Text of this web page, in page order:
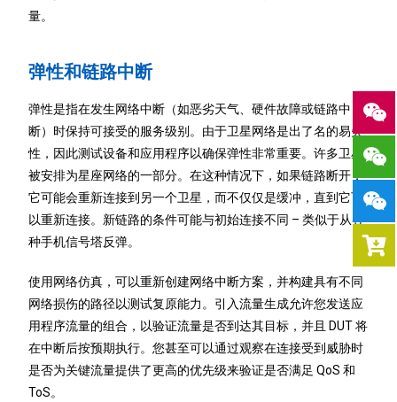
量。
弹性和链路中断
弹性是指在发生网络中断（如恶劣天气、硬件故障或链路中
断）时保持可接受的服务级别。由于卫星网络是出了名的易失
性，因此测试设备和应用程序以确保弹性非常重要。许多卫星
被安排为星座网络的一部分。在这种情况下，如果链路断开，
它可能会重新连接到另一个卫星，而不仅仅是缓冲，直到它可
以重新连接。新链路的条件可能与初始连接不同 – 类似于从各
种手机信号塔反弹。
使用网络仿真，可以重新创建网络中断方案，并构建具有不同
网络损伤的路径以测试复原能力。引入流量生成允许您发送应
用程序流量的组合，以验证流量是否到达其目标，并且 DUT 将
在中断后按预期执行。您甚至可以通过观察在连接受到威胁时
是否为关键流量提供了更高的优先级来验证是否满足 QoS 和
ToS。